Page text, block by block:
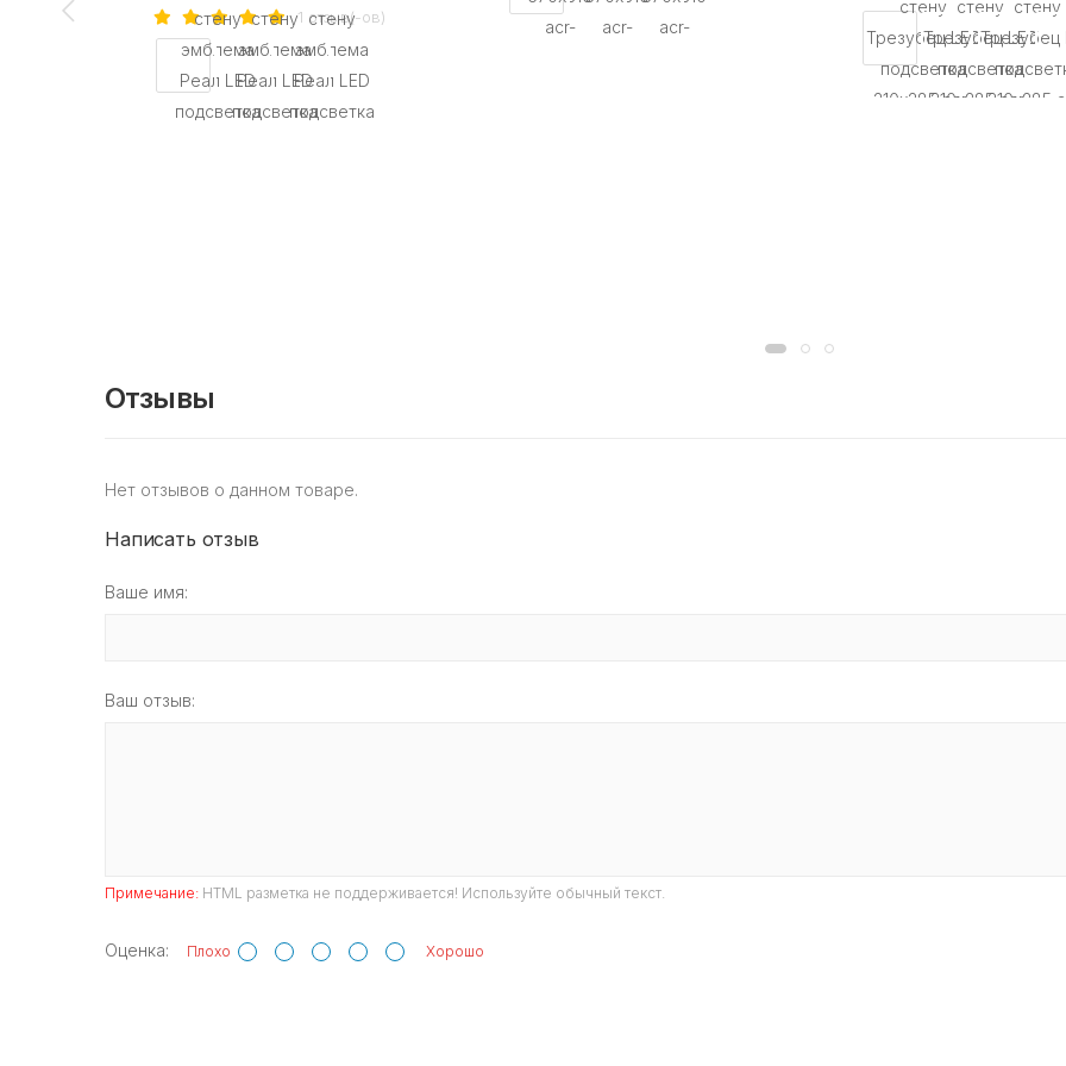
1 отзыв(-ов)
Отзывы
Нет отзывов о данном товаре.
Написать отзыв
Ваше имя:
Ваш отзыв:
Примечание: HTML разметка не поддерживается! Используйте обычный текст.
Оценка: Плохо Хорошо